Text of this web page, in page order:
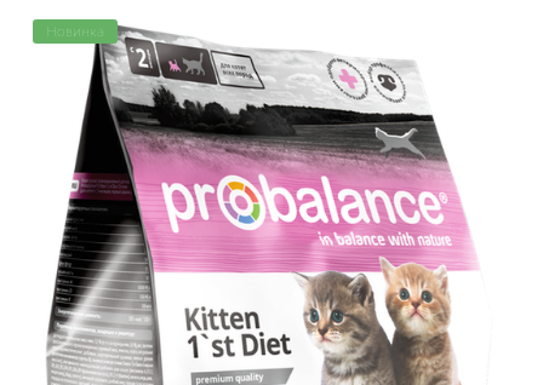
Новинка